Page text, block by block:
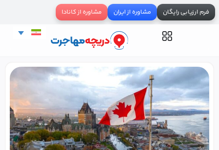
فرم ارزیابی رایگان مشاوره از ایران مشاوره از کانادا